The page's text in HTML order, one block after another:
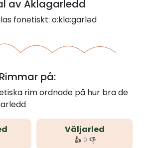
av Åklagarledd
fonetiskt: o:kla:garləd
på:
rim ordnade på hur bra de
Väljarled
👍 0 👎